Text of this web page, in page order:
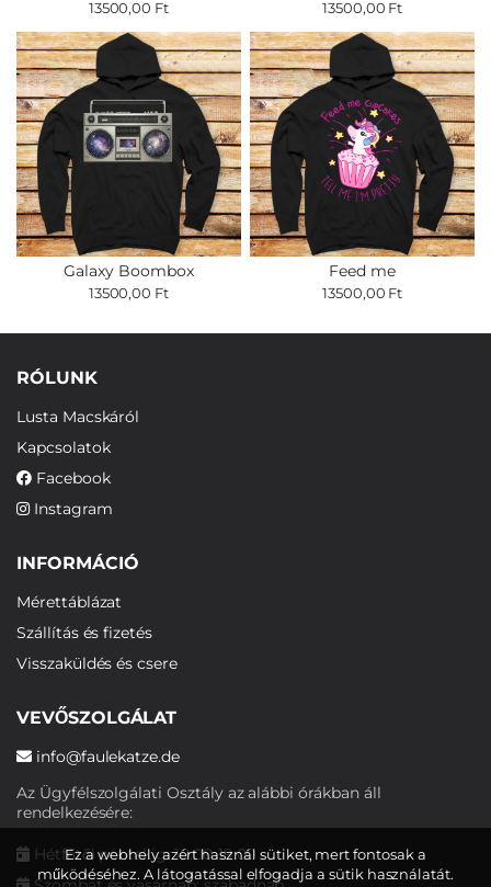
13500,00 Ft 13500,00 Ft
Galaxy Boombox
13500,00 Ft
Feed me
13500,00 Ft
RÓLUNK
Lusta Macskáról
Kapcsolatok
Facebook
Instagram
INFORMÁCIÓ
Mérettáblázat
Szállítás és fizetés
Visszaküldés és csere
VEVŐSZOLGÁLAT
info@faulekatze.de
Az Ügyfélszolgálati Osztály az alábbi órákban áll
rendelkezésére:
Hétfőtől péntekig: 10:00-19:00
Ez a webhely azért használ sütiket, mert fontosak a
működéséhez. A látogatással elfogadja a sütik használatát.